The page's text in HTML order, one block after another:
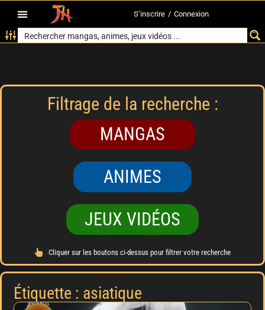
S’inscrire / Connexion
Filtrage de la recherche :
MANGAS
ANIMES
JEUX VIDÉOS
Cliquer sur les boutons ci-dessus pour filtrer votre recherche
Étiquette : asiatique